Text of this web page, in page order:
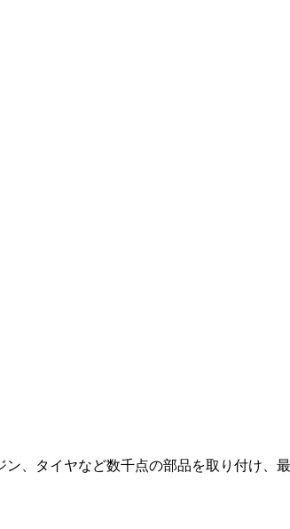
、タイヤなど数千点の部品を取り付け、